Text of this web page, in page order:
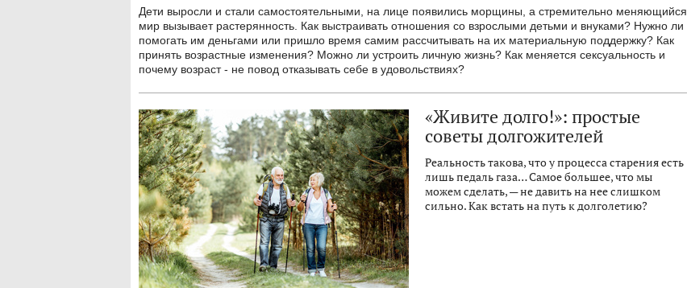
Дети выросли и стали самостоятельными, на лице появились морщины, а стремительно меняющийся
мир вызывает растерянность. Как выстраивать отношения со взрослыми детьми и внуками? Нужно ли
помогать им деньгами или пришло время самим рассчитывать на их материальную поддержку? Как
принять возрастные изменения? Можно ли устроить личную жизнь? Как меняется сексуальность и
почему возраст - не повод отказывать себе в удовольствиях?
«Живите долго!»: простые
советы долгожителей
Реальность такова, что у процесса старения есть
лишь педаль газа… Самое большее, что мы
можем сделать, — не давить на нее слишком
сильно. Как встать на путь к долголетию?